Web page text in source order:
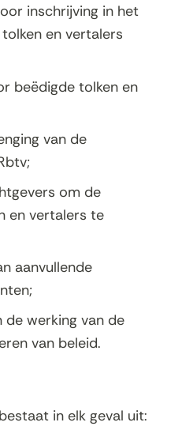
inschrijving in het
en vertalers
beëdigde tolken en
van de
om de
en vertalers te
aanvullende
werking van de
van beleid.
in elk geval uit: